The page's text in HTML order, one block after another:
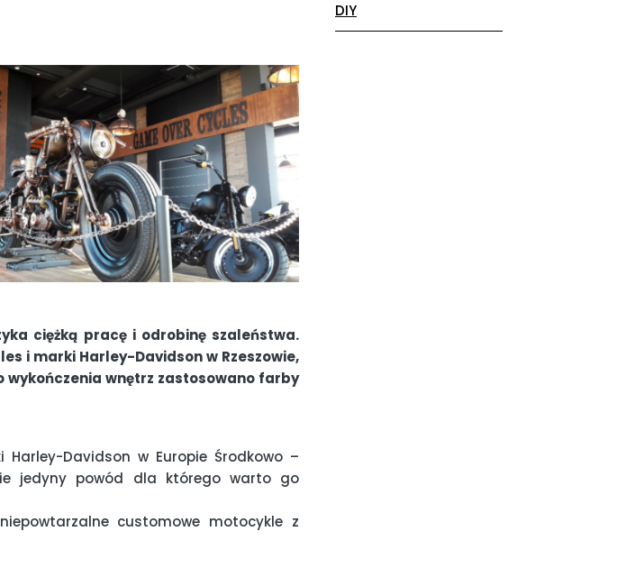
ciężką pracę i odrobinę szaleństwa.
i marki Harley-Davidson w Rzeszowie,
wykończenia wnętrz zastosowano farby
Davidson w Europie Środkowo –
jedyny powód dla którego warto go
customowe motocykle z
DIY